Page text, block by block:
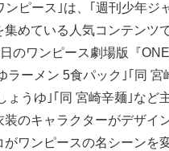
ンピース｣は、｢週刊少年ジ
集めている人気コンテンツで
のワンピース劇場版『
ラーメン 5食パック｣｢同
ょうゆ｣｢同 宮崎辛麺｣な
装のキャラクターがデザイ
がワンピースの名シーンを